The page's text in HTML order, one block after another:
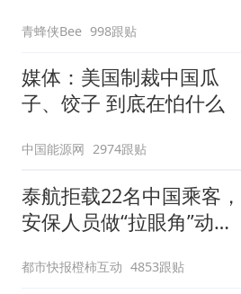
青蜂侠Bee 998跟贴
媒体：美国制裁中国瓜
子、饺子 到底在怕什么
中国能源网 2974跟贴
泰航拒载22名中国乘客，
安保人员做“拉眼角”动
拒绝登机决定由航司作
都市快报橙柿互动 4853跟贴